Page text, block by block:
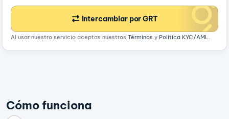
Intercambiar por GRT
Al usar nuestro servicio aceptas nuestros Términos y Política KYC/AML.
Cómo funciona